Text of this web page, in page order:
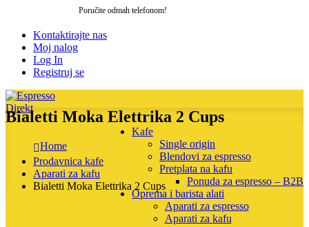
Poručite odmah telefonom!
Kontaktirajte nas
Moj nalog
Log In
Registruj se
Kafe
Single origin
Blendovi za espresso
Pretplata na kafu
Ponuda za espresso – B2B
Oprema i barista alati
Aparati za espresso
Aparati za kafu
Bialetti Moka Elettrika 2 Cups
Home
Prodavnica kafe
Aparati za kafu
Bialetti Moka Elettrika 2 Cups